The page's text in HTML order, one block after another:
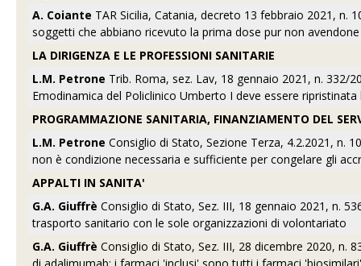
A. Coiante TAR Sicilia, Catania, decreto 13 febbraio 2021, n.
soggetti che abbiano ricevuto la prima dose pur non
LA DIRIGENZA E LE PROFESSIONI SANITARIE
L.M. Petrone Trib. Roma, sez. Lav, 18 gennaio 2021, n.
Emodinamica del Policlinico Umberto I deve essere
PROGRAMMAZIONE SANITARIA, FINANZIAMENTO DEL
L.M. Petrone Consiglio di Stato, Sezione Terza, 4.2.2021, n.
non è condizione necessaria e sufficiente per congelare gli
APPALTI IN SANITA'
G.A. Giuffrè Consiglio di Stato, Sez. III, 18 gennaio 2021, n.
trasporto sanitario con le sole organizzazioni di volontariato
G.A. Giuffrè Consiglio di Stato, Sez. III, 28 dicembre 2020, n.